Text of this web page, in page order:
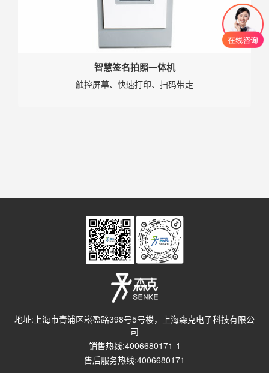
智慧签名拍照一体机
触控屏幕、快速打印、扫码带走
地址:上海市青浦区崧盈路398号5号楼，上海森克电子科技有限公
司
销售热线:4006680171-1
售后服务热线:4006680171